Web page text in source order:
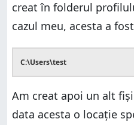
creat în folderul
cazul meu, acesta a
C:\Users\test
Am creat apoi un alt
data acesta o locație